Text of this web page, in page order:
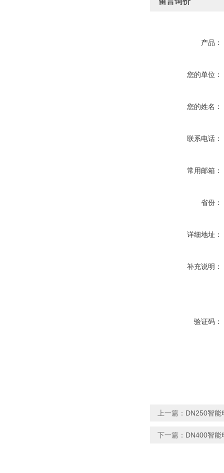
产品：
您的单位：
您的姓名：
联系电话：
常用邮箱：
省份：
详细地址：
补充说明：
验证码：
上一篇： DN250智能
下一篇： DN400智能